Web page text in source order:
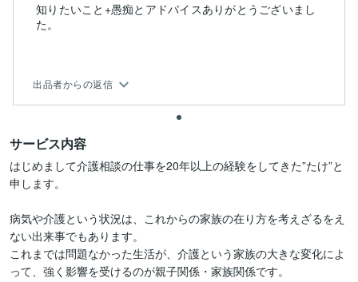
知りたいこと+愚痴とアドバイスありがとうございまし
出品者からの返信
サービス内容
はじめまして介護相談の仕事を20年以上の経験をしてきた”たけ”と
申します。
病気や介護という状況は、これからの家族の在り方を考えざるをえ
ない出来事でもあります。
これまでは問題なかった生活が、介護という家族の大きな変化によ
って、強く影響を受けるのが親子関係・家族関係です。